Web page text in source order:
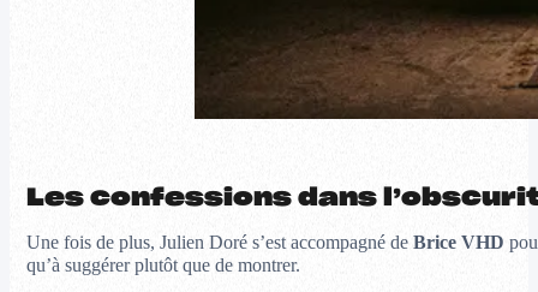
Les confessions dans
Une fois de plus, Julien Doré s’est accompagné de Brice VHD
qu’à suggérer plutôt que de montrer.